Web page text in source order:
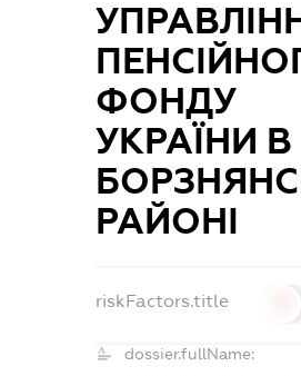
ФОНДУ
УКРАЇНИ В
РАЙОНІ
riskFactors.title
dossier.fullName: